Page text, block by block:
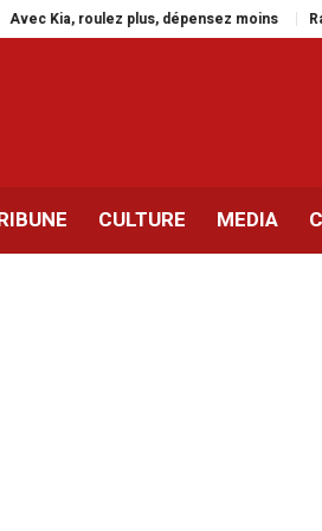
plus, dépensez moins
CULTURE MEDIA